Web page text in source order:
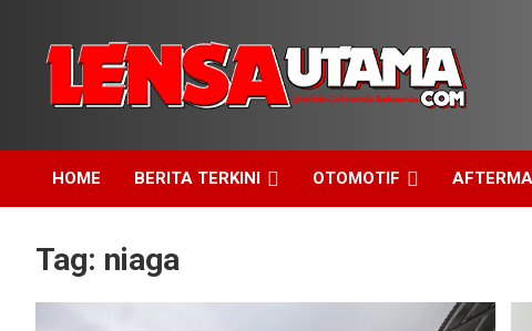
content
LensaUtama
HOME BERITA TERKINI OTOMOTIF
Tag: niaga